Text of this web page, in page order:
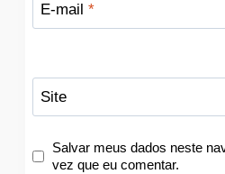
E-mail *
Site
Salvar meus dados neste
vez que eu comentar.